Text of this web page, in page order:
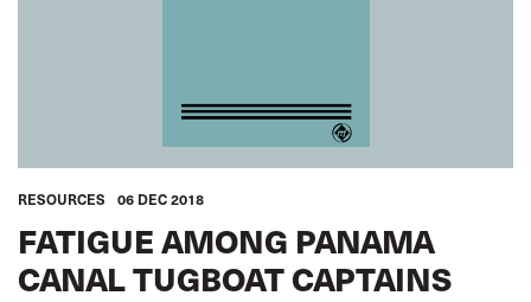
RESOURCES 06 DEC 2018
FATIGUE AMONG PANAMA
CANAL TUGBOAT CAPTAINS